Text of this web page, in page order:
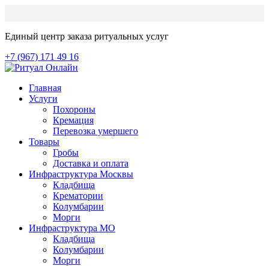
Единый центр заказа ритуальных услуг
+7 (967) 171 49 16
Главная
Услуги
Похороны
Кремация
Перевозка умершего
Товары
Гробы
Доставка и оплата
Инфраструктура Москвы
Кладбища
Крематории
Колумбарии
Морги
Инфраструктура МО
Кладбища
Колумбарии
Морги